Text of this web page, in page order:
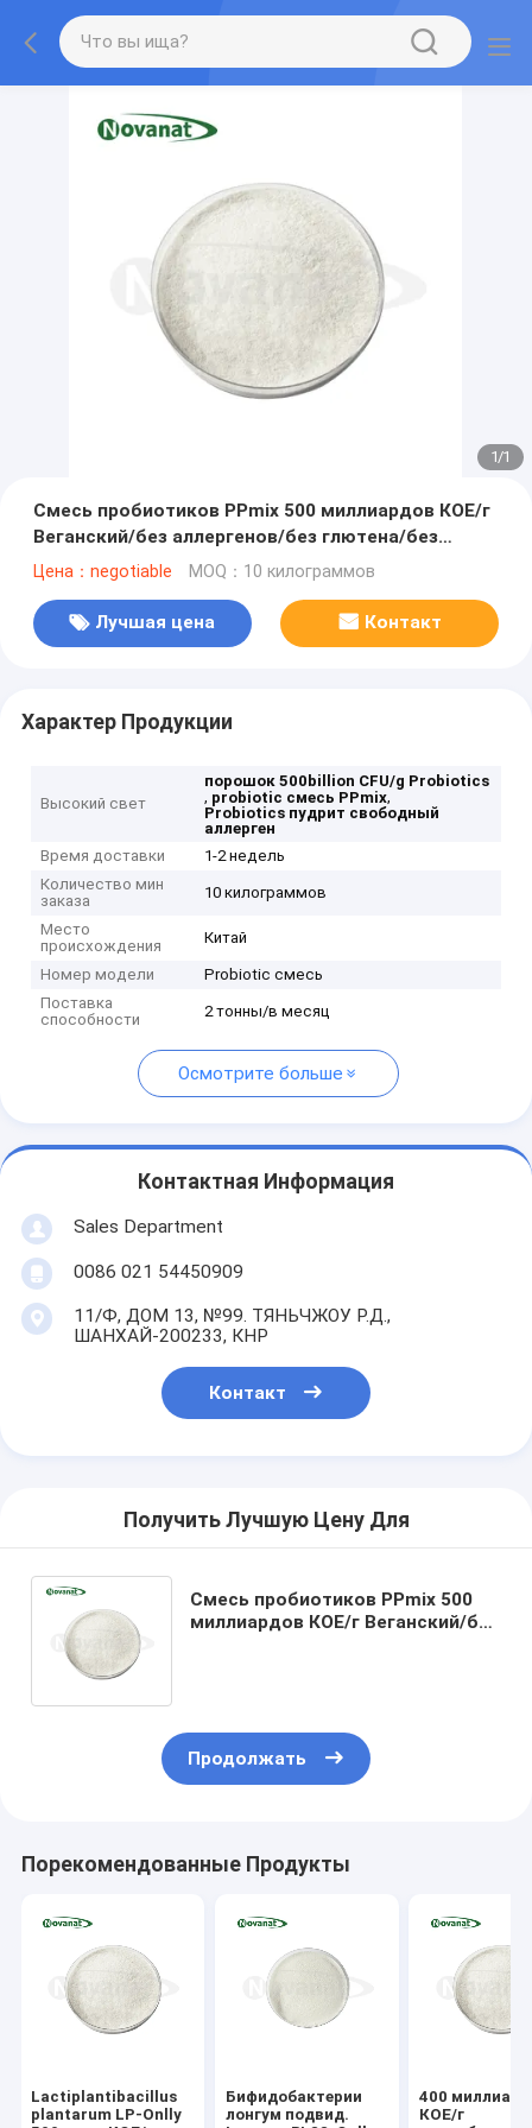
1/1
Смесь пробиотиков PPmix 500 миллиардов КОЕ/г
Веганский/без аллергенов/без глютена/без
молочных продуктов
Цена：negotiable MOQ：10 килограммов
Лучшая цена Контакт
Характер Продукции
Высокий свет
порошок 500billion CFU/g Probiotics
, probiotic смесь PPmix,
Probiotics пудрит свободный
аллерген
Время доставки
1-2 недель
Количество мин
заказа
10 килограммов
Место
происхождения
Китай
Номер модели
Probiotic смесь
Поставка
способности
2 тонны/в месяц
Осмотрите больше
Контактная Информация
Sales Department
0086 021 54450909
11/Ф, ДОМ 13, №99. ТЯНЬЧЖОУ Р.Д.,
ШАНХАЙ-200233, КНР
Контакт
Получить Лучшую Цену Для
Смесь пробиотиков PPmix 500
миллиардов КОЕ/г Веганский/без
Продолжать
Порекомендованные Продукты
Lactiplantibacillus
plantarum LP-Onlly
Бифидобактерии
лонгум подвид.
400
КОЕ/г